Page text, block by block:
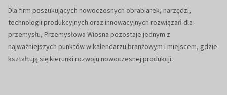
Dla firm poszukujących nowoczesnych obrabiarek, narzędzi,
technologii produkcyjnych oraz innowacyjnych rozwiązań dla
przemysłu, Przemysłowa Wiosna pozostaje jednym z
najważniejszych punktów w kalendarzu branżowym i miejscem, gdzie
kształtują się kierunki rozwoju nowoczesnej produkcji.